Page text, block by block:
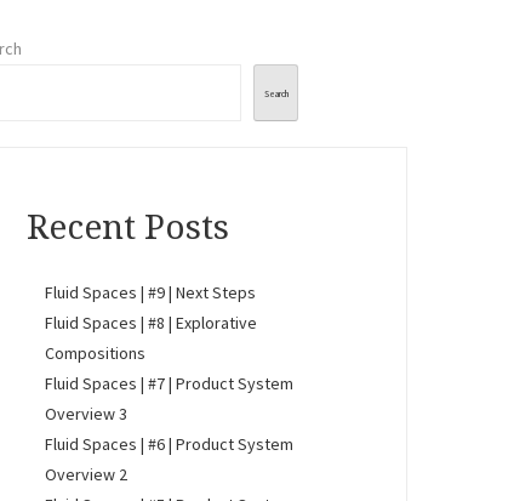
Search
Recent Posts
Fluid Spaces | #9 | Next Steps
Fluid Spaces | #8 | Explorative
Compositions
Fluid Spaces | #7 | Product System
Overview 3
Fluid Spaces | #6 | Product System
Overview 2